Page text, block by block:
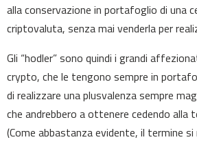
alla conservazione in portafoglio di una
criptovaluta, senza mai venderla per
Gli “hodler” sono quindi i grandi
crypto, che le tengono sempre in
di realizzare una plusvalenza sempre
che andrebbero a ottenere cedendo alla
(Come abbastanza evidente, il termine